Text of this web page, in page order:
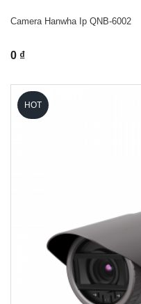
Camera Hanwha Ip QNB-6002
0 ₫
HOT